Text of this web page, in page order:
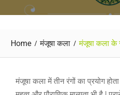
Home मंजूषा कला मंजूषा कला के
मंजूषा कला में तीन रंगों का प्रयोग